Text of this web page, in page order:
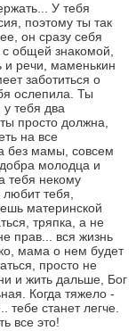
У тебя
поэтому ты так
он сразу себя
с общей знакомой,
и речи, маменькин
заботиться о
ослепила. Ты
тебя два
просто должна,
на все
без мамы, совсем
молодца и
тебя некому
любит тебя,
материнской
тряпка, а не
прав... вся жизнь
мама о нем будет
просто не
и жить дальше, Бог
Когда тяжело -
тебе станет легче.
все это!